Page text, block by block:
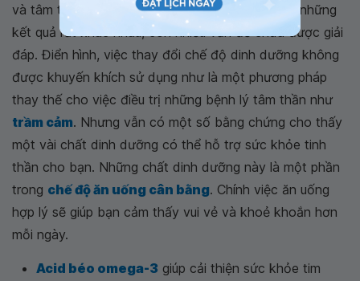
và tâm trạng". Tuy nhiên, các nghiên cứu đưa ra những
kết quả rất khác nhau, còn nhiều vấn đề chưa được giải
đáp. Điển hình, việc thay đổi chế độ dinh dưỡng không
được khuyến khích sử dụng như là một phương pháp
thay thế cho việc điều trị những bệnh lý tâm thần như
trầm cảm. Nhưng vẫn có một số bằng chứng cho thấy
một vài chất dinh dưỡng có thể hỗ trợ sức khỏe tinh
thần cho bạn. Những chất dinh dưỡng này là một phần
trong chế độ ăn uống cân bằng. Chính việc ăn uống
hợp lý sẽ giúp bạn cảm thấy vui vẻ và khoẻ khoắn hơn
mỗi ngày.
Acid béo omega-3 giúp cải thiện sức khỏe tim